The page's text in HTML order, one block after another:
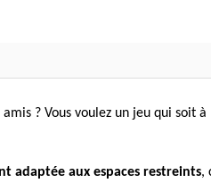
? Vous voulez un jeu qui soit
adaptée aux espaces restreints,